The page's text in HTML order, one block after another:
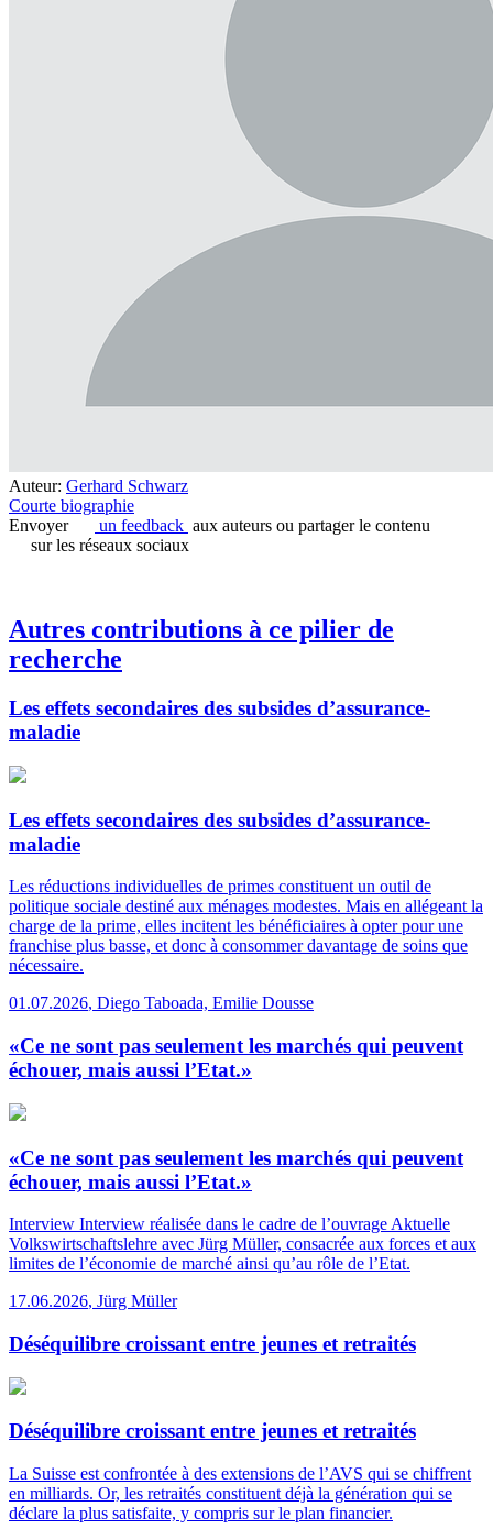
Auteur: Gerhard Schwarz
Courte biographie
Envoyer
un feedback aux auteurs ou partager le contenu
sur les réseaux sociaux
Autres contributions à ce pilier de
recherche
Les effets secondaires des subsides d’assurance-
maladie
Les effets secondaires des subsides d’assurance-
maladie
Les réductions individuelles de primes constituent un outil de
politique sociale destiné aux ménages modestes. Mais en allégeant la
charge de la prime, elles incitent les bénéficiaires à opter pour une
franchise plus basse, et donc à consommer davantage de soins que
nécessaire.
01.07.2026, Diego Taboada, Emilie Dousse
«Ce ne sont pas seulement les marchés qui peuvent
échouer, mais aussi l’Etat.»
«Ce ne sont pas seulement les marchés qui peuvent
échouer, mais aussi l’Etat.»
Interview Interview réalisée dans le cadre de l’ouvrage Aktuelle
Volkswirtschaftslehre avec Jürg Müller, consacrée aux forces et aux
limites de l’économie de marché ainsi qu’au rôle de l’Etat.
17.06.2026, Jürg Müller
Déséquilibre croissant entre jeunes et retraités
Déséquilibre croissant entre jeunes et retraités
La Suisse est confrontée à des extensions de l’AVS qui se chiffrent
en milliards. Or, les retraités constituent déjà la génération qui se
déclare la plus satisfaite, y compris sur le plan financier.